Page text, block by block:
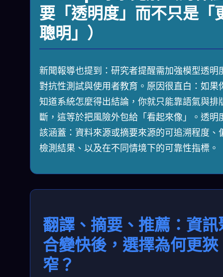
要「透明度」而不只是「
聰明」）
新聞報導也提到：研究者提醒需加強模型透明
對抗性測試與使用者教育。原因很直白：如果
知道系統怎麼得出結論，你就只能靠語氣與排
斷，這等於把風險外包給「看起來像」。透明
該涵蓋：資料來源或摘要來源的可追溯程度、
檢測結果、以及在不同情境下的可靠性指標。
翻譯、摘要、推薦：資訊
合變快後，選擇為何更狹
窄？